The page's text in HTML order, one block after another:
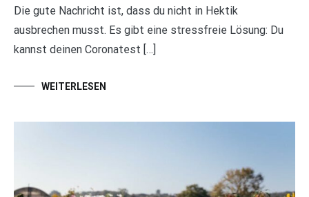
Die gute Nachricht ist, dass du nicht in Hektik
ausbrechen musst. Es gibt eine stressfreie Lösung: Du
kannst deinen Coronatest […]
WEITERLESEN